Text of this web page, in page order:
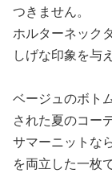
つきません。
ホルターネック
しげな印象を与
ベージュのボト
された夏のコー
サマーニットな
を両立した一枚で